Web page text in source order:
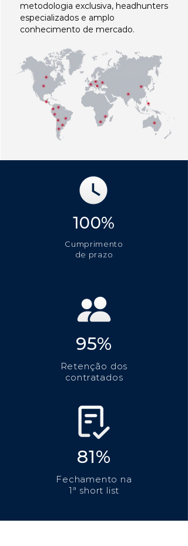
metodologia exclusiva, headhunters
especializados e amplo
conhecimento de mercado.
100%
Cumprimento
de prazo
95%
Retenção dos
contratados
81%
Fechamento na
1ª short list